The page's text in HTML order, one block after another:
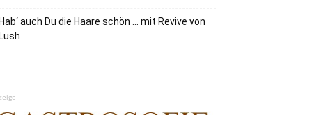
Hab‘ auch Du die Haare schön … mit Revive von
Lush